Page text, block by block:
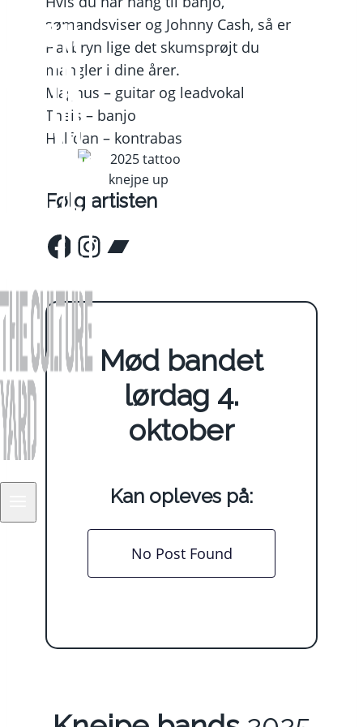
sømandsviser og Johnny Cash, så er
Havbryn lige det skumsprøjt du
mangler i dine årer.
Magnus – guitar og leadvokal
Theis – banjo
Halfdan – kontrabas
Følg artisten
Facebook
Instagram
Bandcamp
Mød bandet
lørdag 4.
oktober
Kan opleves på:
No Post Found